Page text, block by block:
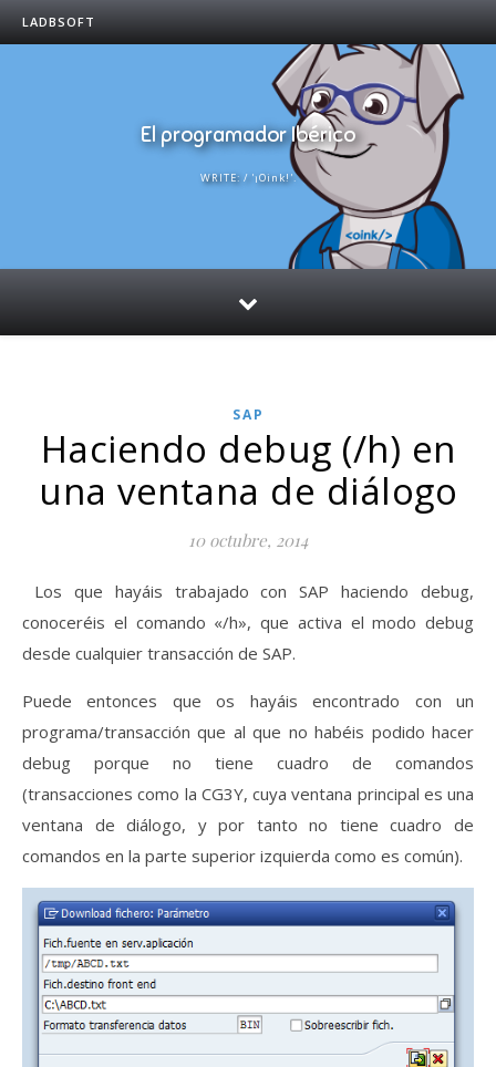
LADBSOFT
El programador Ibérico
WRITE: / '¡Oink!'.
SAP
Haciendo debug (/h) en
una ventana de diálogo
10 octubre, 2014
Los que hayáis trabajado con SAP haciendo debug,
conoceréis el comando «/h», que activa el modo debug
desde cualquier transacción de SAP.
Puede entonces que os hayáis encontrado con un
programa/transacción que al que no habéis podido hacer
debug porque no tiene cuadro de comandos
(transacciones como la CG3Y, cuya ventana principal es una
ventana de diálogo, y por tanto no tiene cuadro de
comandos en la parte superior izquierda como es común).